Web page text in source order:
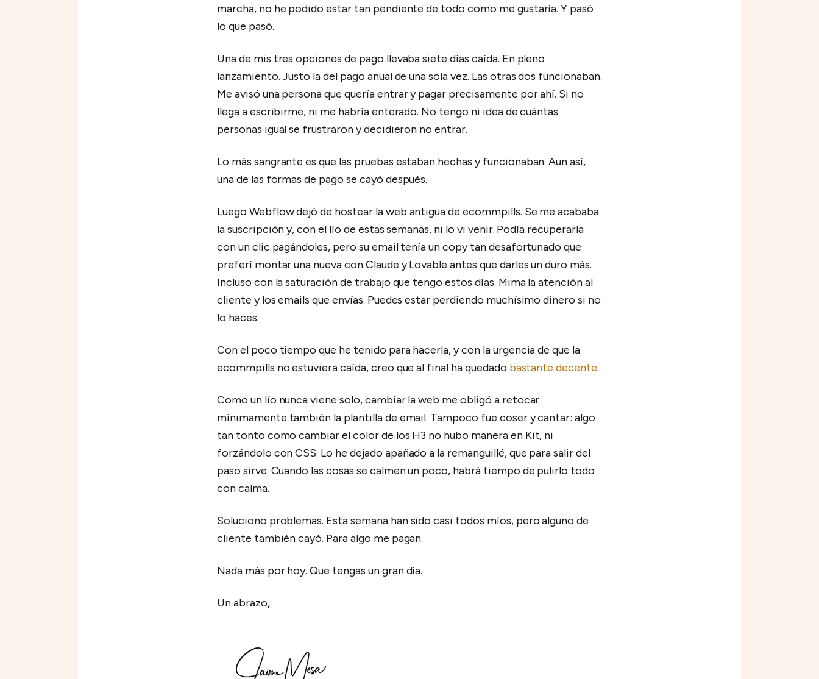
marcha, no he podido estar tan pendiente de todo como me gustaría. Y pasó
lo que pasó.
Una de mis tres opciones de pago llevaba siete días caída. En pleno
lanzamiento. Justo la del pago anual de una sola vez. Las otras dos funcionaban.
Me avisó una persona que quería entrar y pagar precisamente por ahí. Si no
llega a escribirme, ni me habría enterado. No tengo ni idea de cuántas
personas igual se frustraron y decidieron no entrar.
Lo más sangrante es que las pruebas estaban hechas y funcionaban. Aun así,
una de las formas de pago se cayó después.
Luego Webflow dejó de hostear la web antigua de ecommpills. Se me acababa
la suscripción y, con el lío de estas semanas, ni lo vi venir. Podía recuperarla
con un clic pagándoles, pero su email tenía un copy tan desafortunado que
preferí montar una nueva con Claude y Lovable antes que darles un duro más.
Incluso con la saturación de trabajo que tengo estos días. Mima la atención al
cliente y los emails que envías. Puedes estar perdiendo muchísimo dinero si no
lo haces.
Con el poco tiempo que he tenido para hacerla, y con la urgencia de que la
ecommpills no estuviera caída, creo que al final ha quedado bastante decente.
Como un lío nunca viene solo, cambiar la web me obligó a retocar
mínimamente también la plantilla de email. Tampoco fue coser y cantar: algo
tan tonto como cambiar el color de los H3 no hubo manera en Kit, ni
forzándolo con CSS. Lo he dejado apañado a la remanguillé, que para salir del
paso sirve. Cuando las cosas se calmen un poco, habrá tiempo de pulirlo todo
con calma.
Soluciono problemas. Esta semana han sido casi todos míos, pero alguno de
cliente también cayó. Para algo me pagan.
Nada más por hoy. Que tengas un gran día.
Un abrazo,